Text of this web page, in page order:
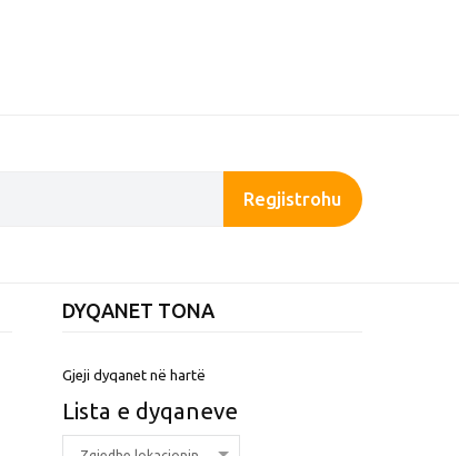
Regjistrohu
DYQANET TONA
Gjeji dyqanet në hartë
Lista e dyqaneve